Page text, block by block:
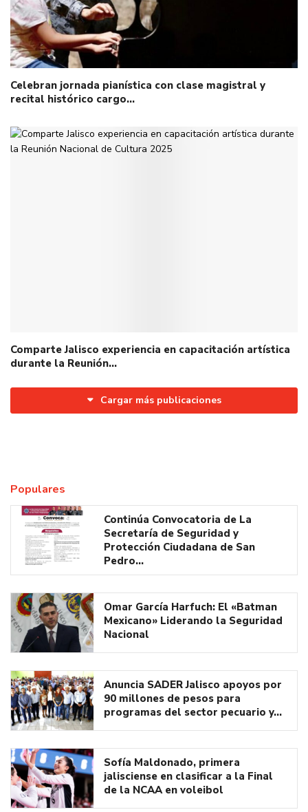
Celebran jornada pianística con clase magistral y
recital histórico cargo…
Comparte Jalisco experiencia en capacitación artística
durante la Reunión…
Cargar más publicaciones
Populares
Continúa Convocatoria de La
Secretaría de Seguridad y
Protección Ciudadana de San
Pedro…
Omar García Harfuch: El «Batman
Mexicano» Liderando la Seguridad
Nacional
Anuncia SADER Jalisco apoyos por
90 millones de pesos para
programas del sector pecuario y…
Sofía Maldonado, primera
jalisciense en clasificar a la Final
de la NCAA en voleibol